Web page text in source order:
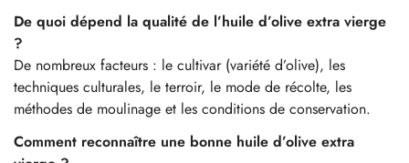
De quoi dépend la qualité de l’huile d’olive extra vierge
?
De nombreux facteurs : le cultivar (variété d’olive), les
techniques culturales, le terroir, le mode de récolte, les
méthodes de moulinage et les conditions de conservation.
Comment reconnaître une bonne huile d’olive extra